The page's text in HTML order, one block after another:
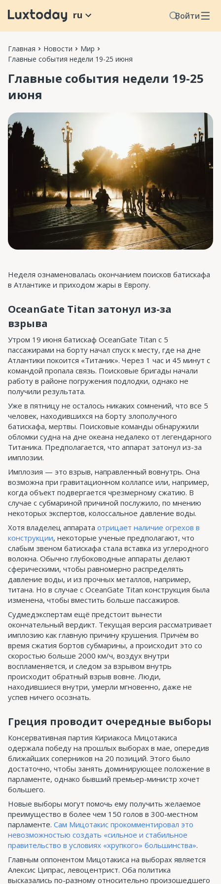
Войти
ru
Главная Новости
Мир
Главные события недели 19-25 июня
Главные события недели 19-25
июня
Неделя ознаменовалась окончанием поисков батискафа
в Атлантике и приходом жары в Европу.
OceanGate Titan затонул из-за
взрыва
Утром 19 июня батискаф OceanGate Titan с 5
пассажирами на борту начал спуск к месту, где на дне
Атлантики покоится «Титаник». Через 1 час и 45 минут с
командой пропала связь. Поисковые бригады начали
работу в районе погружения подлодки, однако не
получили результата.
Уже в пятницу не осталось никаких сомнений, что все 5
человек, находившихся на борту злополучного
батискафа, мертвы. Поисковые команды обнаружили
обломки судна на дне океана недалеко от легендарного
Титаника. Предполагается, что аппарат затонул из-за
имплозии.
Имплозия — это взрыв, направленный вовнутрь. Она
возможна при гравитационном коллапсе или, например,
когда объект подвергается чрезмерному сжатию. В
случае с субмариной причиной послужило, по мнению
некоторых экспертов, колоссальное давление воды.
Хотя владелец аппарата отрицает наличие огрехов в
конструкции, некоторые ученые предполагают, что
слабым звеном батискафа стала вставка из углеродного
волокна. Обычно глубоководные аппараты делают
сферическими, чтобы равномерно распределять
давление воды, и из прочных металлов, например,
титана. Но в случае с OceanGate Titan конструкция была
изменена, чтобы вместить больше пассажиров.
Судмедэкспертам ещё предстоит вынести
окончательный вердикт. Текущая версия рассматривает
имплозию как главную причину крушения. Причём во
время сжатия бортов субмарины, а происходит это со
скоростью больше 2000 км/ч, воздух внутри
воспламеняется, и следом за взрывом внутрь
происходит обратный взрыв вовне. Люди,
находившиеся внутри, умерли мгновенно, даже не
успев ничего осознать.
Греция проводит очередные выборы
Консервативная партия Кириакоса Мицотакиса
одержала победу на прошлых выборах в мае, опередив
ближайших соперников на 20 позиций. Этого было
достаточно, чтобы занять доминирующее положение в
парламенте, однако бывший премьер-министр хочет
большего.
Новые выборы могут помочь ему получить желаемое
преимущество в более чем 150 голов в 300-местном
парламенте. Сам Мицотакис прокомментировал это
невозможностью создать «сильное и стабильное
правительство в условиях «хрупкого» большинства».
Главным оппонентом Мицотакиса на выборах является
Алексис Ципрас, левоцентрист. Оба политика
высказались по-разному относительно произошедшего